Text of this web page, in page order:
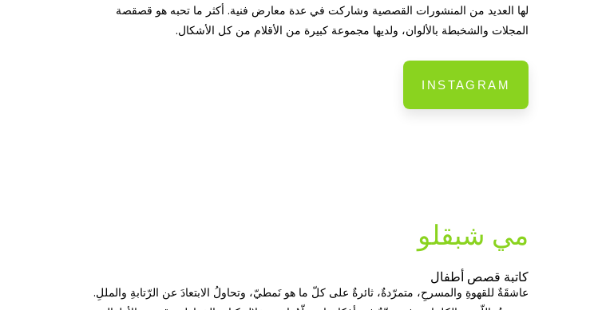
لها العديد من المنشورات القصصية وشاركت في عدة معارض فنية. أكثر ما تحبه هو قصقصة
المجلات والشخبطة بالألوان، ولديها مجموعة كبيرة من الأقلام من كل الأشكال.
INSTAGRAM
مي شبقلو
كاتبة قصص أطفال
عاشقَةٌ للقهوةِ والمسرحِ، متمرّدةٌ، ثائرةٌ على كلّ ما هو نَمطيّ، وتحاولُ الابتعادَ عن الرّتابةِ والمللِ.